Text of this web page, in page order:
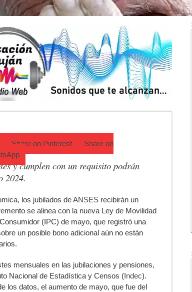
Provincia repartió $554,5 millones entre los 135 municipios
UAI Urquiza en Jáuregui
anticipada ante UAI Urquiza
una mujer y detuvieron a su pareja
hacer este fin de semana
el bienestar emocional en el centro del deporte
Share on Pinterest
Share on
y cumplen con un requisito podrán
2024.
los jubilados deANSES recibirán un
se alinea con la nueva Ley de Movilidad
(IPC) de mayo, que registró una
un posible bono adicional aún no están
mensuales en las jubilaciones y pensiones,
Nacional de Estadística y Censos (Indec).
los datos, el aumento de mayo, que fue del